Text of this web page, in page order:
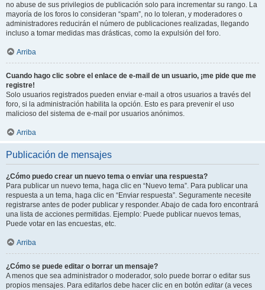
no abuse de sus privilegios de publicación solo para incrementar su rango. La
mayoría de los foros lo consideran “spam”, no lo toleran, y moderadores o
administradores reducirán el número de publicaciones realizadas, llegando
incluso a tomar medidas mas drásticas, como la expulsión del foro.
Arriba
Cuando hago clic sobre el enlace de e-mail de un usuario, ¡me pide que me
registre!
Solo usuarios registrados pueden enviar e-mail a otros usuarios a través del
foro, si la administración habilita la opción. Esto es para prevenir el uso
malicioso del sistema de e-mail por usuarios anónimos.
Arriba
Publicación de mensajes
¿Cómo puedo crear un nuevo tema o enviar una respuesta?
Para publicar un nuevo tema, haga clic en “Nuevo tema”. Para publicar una
respuesta a un tema, haga clic en “Enviar respuesta”. Seguramente necesite
registrarse antes de poder publicar y responder. Abajo de cada foro encontrará
una lista de acciones permitidas. Ejemplo: Puede publicar nuevos temas,
Puede votar en las encuestas, etc.
Arriba
¿Cómo se puede editar o borrar un mensaje?
A menos que sea administrador o moderador, solo puede borrar o editar sus
propios mensajes. Para editarlos debe hacer clic en en botón editar(a veces